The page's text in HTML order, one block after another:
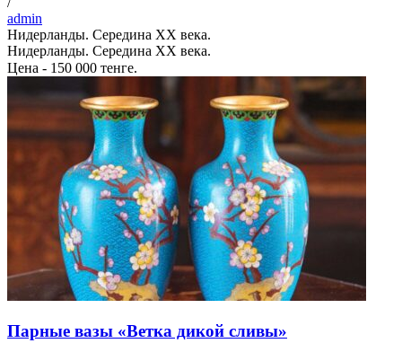
admin
Нидерланды. Середина XX века.
Нидерланды. Середина XX века.
Цена - 150 000 тенге.⠀
Парные вазы «Ветка дикой сливы»